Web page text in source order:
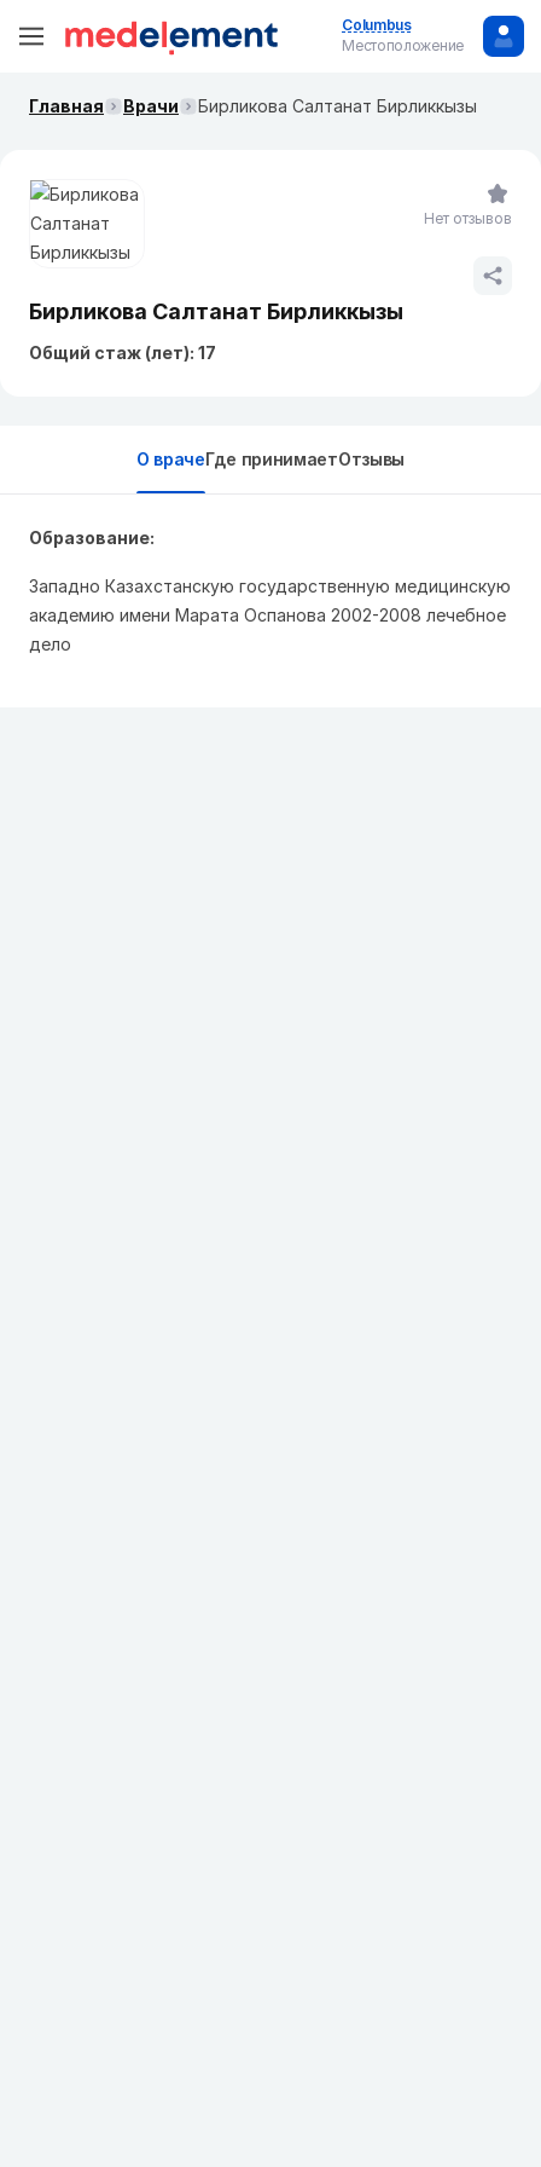
Columbus
Местоположение
Главная Врачи Бирликова Салтанат Бирликкызы
Бирликова Салтанат Бирликкызы
Общий стаж (лет): 17
Нет отзывов
О врачеГде принимаетОтзывы
Образование:
Западно Казахстанскую государственную медицинскую
академию имени Марата Оспанова 2002-2008 лечебное
дело